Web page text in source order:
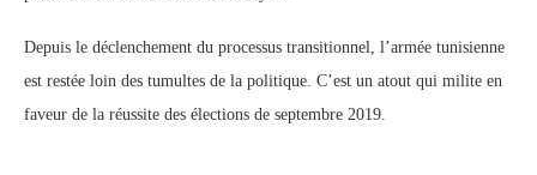
Depuis le déclenchement du processus transitionnel, l’armée tunisienne
est restée loin des tumultes de la politique. C’est un atout qui milite en
faveur de la réussite des élections de septembre 2019.